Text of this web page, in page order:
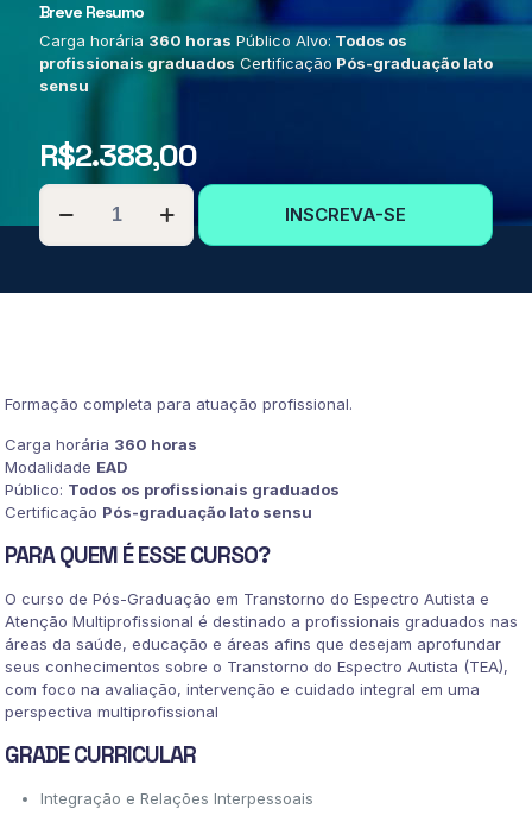
Breve Resumo
Carga horária 360 horas Público Alvo: Todos os
profissionais graduados CertificaçãoPós-graduação lato
sensu
R$2.388,00
PÓS-
GRADUAÇÃO
EM
MULTIPROFISSIONAL
quantidade
INSCREVA-SE
Formação completa para atuação profissional.
Carga horária 360 horas
Modalidade EAD
Público: Todos os profissionais graduados
Certificação Pós-graduação lato sensu
PARA QUEM É ESSE CURSO?
O curso de Pós-Graduação em Transtorno do Espectro Autista e
Atenção Multiprofissional é destinado a profissionais graduados nas
áreas da saúde, educação e áreas afins que desejam aprofundar
seus conhecimentos sobre o Transtorno do Espectro Autista (TEA),
com foco na avaliação, intervenção e cuidado integral em uma
perspectiva multiprofissional
GRADE CURRICULAR
Integração e Relações Interpessoais